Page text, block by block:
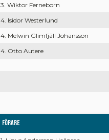
3. Wiktor Ferneborn
4. Isidor Westerlund
4. Melwin Glimfjäll Johansson
4. Otto Autere
Förare